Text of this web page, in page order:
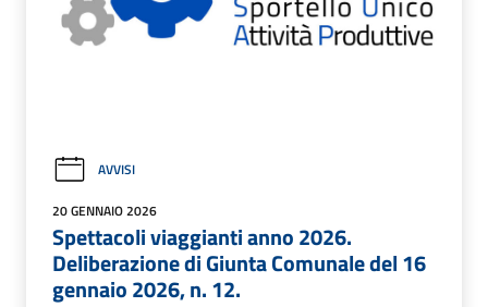
AVVISI
20 GENNAIO 2026
Spettacoli viaggianti anno 2026.
Deliberazione di Giunta Comunale del 16
gennaio 2026, n. 12.